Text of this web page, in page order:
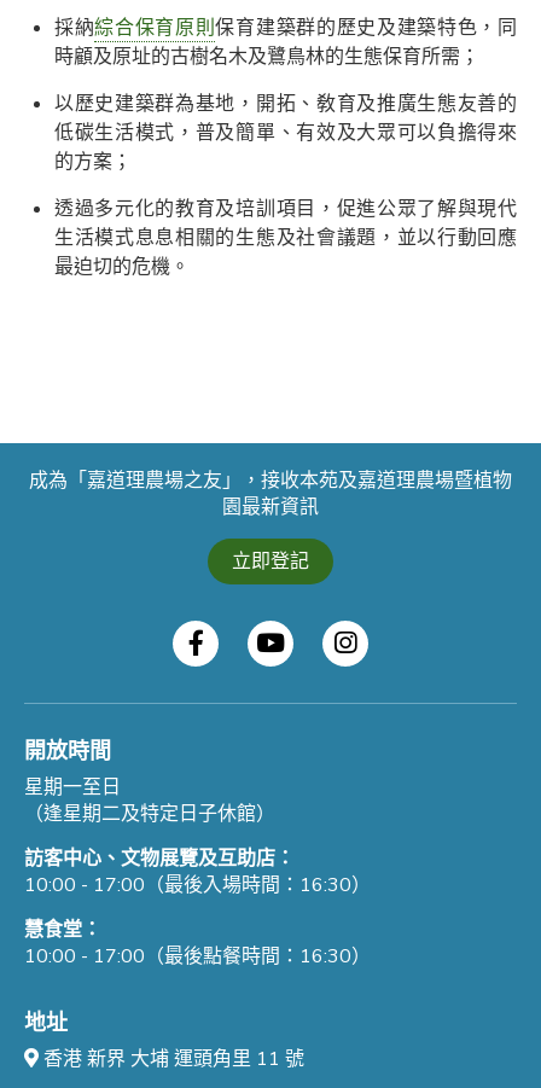
採納綜合保育原則保育建築群的歷史及建築特色，同
時顧及原址的古樹名木及鷺鳥林的生態保育所需；
以歷史建築群為基地，開拓、敎育及推廣生態友善的
低碳生活模式，普及簡單、有效及大眾可以負擔得來
的方案；
透過多元化的教育及培訓項目，促進公眾了解與現代
生活模式息息相關的生態及社會議題，並以行動回應
最迫切的危機。
成為「嘉道理農場之友」，接收本苑及嘉道理農場暨植物
園最新資訊
立即登記
開放時間
星期一至日
（逢星期二及特定日子休館）
訪客中心、文物展覽及互助店：
10:00 - 17:00（最後入場時間：16:30）
慧食堂：
10:00 - 17:00（最後點餐時間：16:30）
地址
香港 新界 大埔 運頭角里 11 號